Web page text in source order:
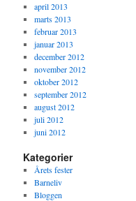
april 2013
marts 2013
februar 2013
januar 2013
december 2012
november 2012
oktober 2012
september 2012
august 2012
juli 2012
juni 2012
Kategorier
Årets fester
Barneliv
Bloggen